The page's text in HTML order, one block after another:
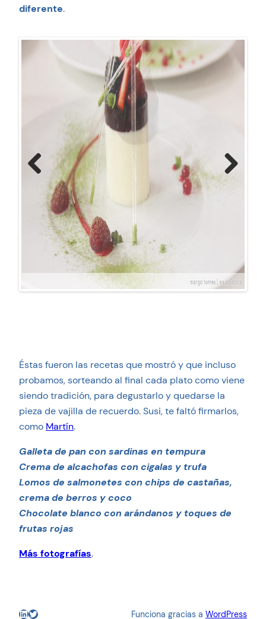
diferente.
Previous Next
Éstas fueron las recetas que mostró y que incluso
probamos, sorteando al final cada plato como viene
siendo tradición, para degustarlo y quedarse la
pieza de vajilla de recuerdo. Susi, te faltó firmarlos,
como Martín.
Galleta de pan con sardinas en tempura
Crema de alcachofas con cigalas y trufa
Lomos de salmonetes con chips de castañas,
crema de berros y coco
Chocolate blanco con arándanos y toques de
frutas rojas
Más fotografías.
LinkedIn
Twitter Funciona gracias a WordPress